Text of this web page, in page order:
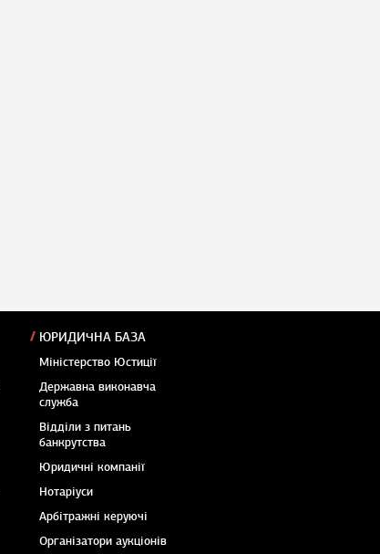
ЮРИДИЧНА БАЗА
Міністерство Юстиції
Державна виконавча
служба
Відділи з питань
банкрутства
Юридичні компанії
Нотаріуси
Арбітражні керуючі
Організатори аукціонів